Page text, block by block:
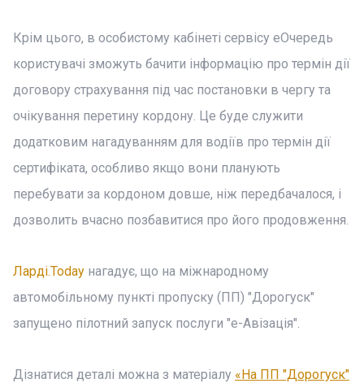
Крім цього, в особистому кабінеті сервісу еОчередь
користувачі зможуть бачити інформацію про термін дії
договору страхування під час постановки в чергу та
очікування перетину кордону. Це буде служити
додатковим нагадуванням для водіїв про термін дії
сертифіката, особливо якщо вони планують
перебувати за кордоном довше, ніж передбачалося, і
дозволить вчасно позбавитися про його продовження.
Ларді.Today нагадує, що на міжнародному
автомобільному пункті пропуску (ПП) "Дорогуск"
запущено пілотний запуск послуги "е-Авізація".
Дізнатися деталі можна з матеріалу «На ПП "Дорогуск"